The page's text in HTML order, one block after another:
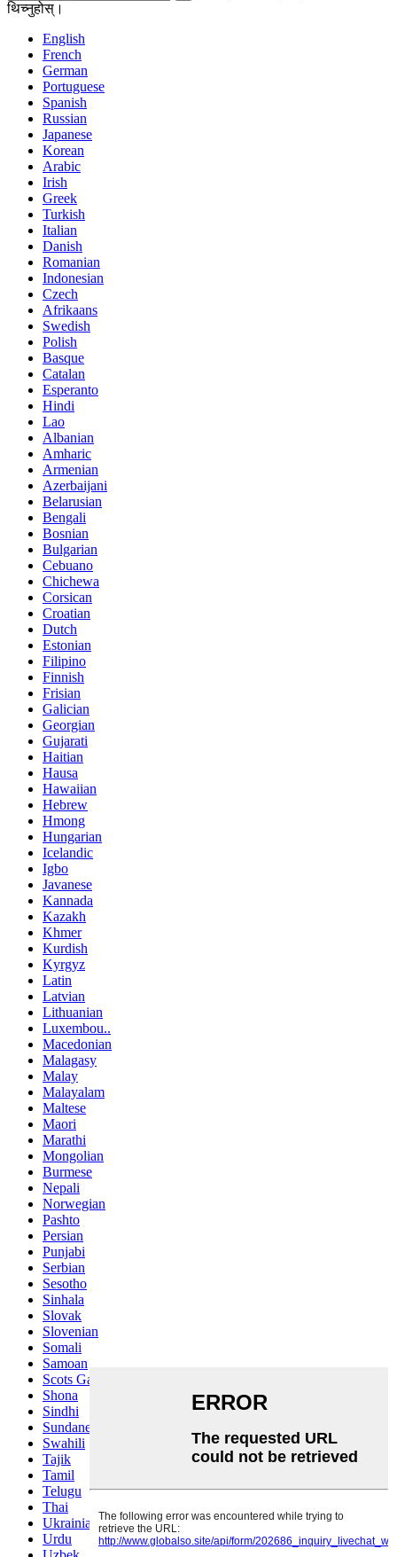
थिच्नुहोस्।
English
French
German
Portuguese
Spanish
Russian
Japanese
Korean
Arabic
Irish
Greek
Turkish
Italian
Danish
Romanian
Indonesian
Czech
Afrikaans
Swedish
Polish
Basque
Catalan
Esperanto
Hindi
Lao
Albanian
Amharic
Armenian
Azerbaijani
Belarusian
Bengali
Bosnian
Bulgarian
Cebuano
Chichewa
Corsican
Croatian
Dutch
Estonian
Filipino
Finnish
Frisian
Galician
Georgian
Gujarati
Haitian
Hausa
Hawaiian
Hebrew
Hmong
Hungarian
Icelandic
Igbo
Javanese
Kannada
Kazakh
Khmer
Kurdish
Kyrgyz
Latin
Latvian
Lithuanian
Luxembou..
Macedonian
Malagasy
Malay
Malayalam
Maltese
Maori
Marathi
Mongolian
Burmese
Nepali
Norwegian
Pashto
Persian
Punjabi
Serbian
Sesotho
Sinhala
Slovak
Slovenian
Somali
Samoan
Scots Gaelic
Shona
Sindhi
Sundanese
Swahili
Tajik
Tamil
Telugu
Thai
Ukrainian
Urdu